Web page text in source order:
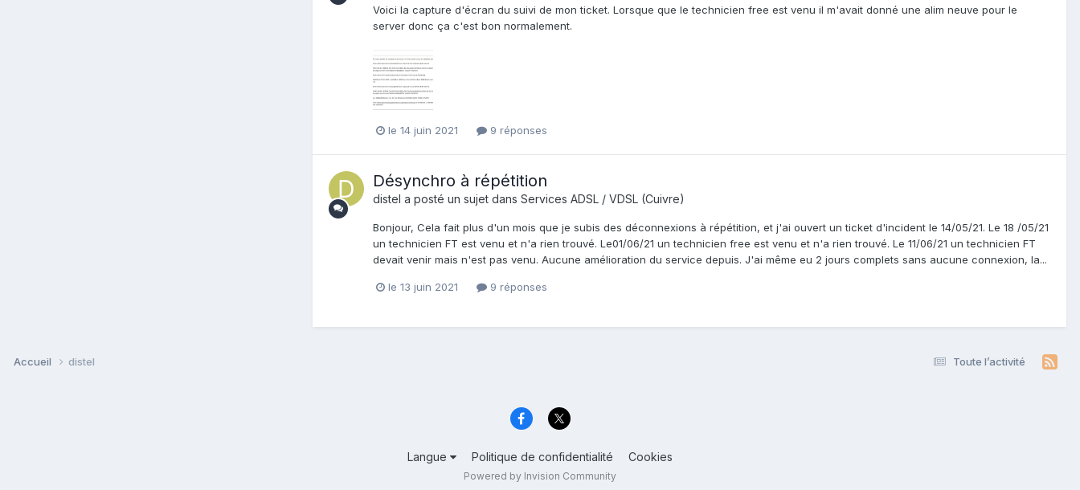
Voici la capture d'écran du suivi de mon ticket. Lorsque que le technicien free est venu il m'avait donné une alim neuve pour le
server donc ça c'est bon normalement.
le 14 juin 2021 9 réponses
Désynchro à répétition
distel a posté un sujet dans Services ADSL / VDSL (Cuivre)
Bonjour, Cela fait plus d'un mois que je subis des déconnexions à répétition, et j'ai ouvert un ticket d'incident le 14/05/21. Le 18 /05/21
un technicien FT est venu et n'a rien trouvé. Le01/06/21 un technicien free est venu et n'a rien trouvé. Le 11/06/21 un technicien FT
devait venir mais n'est pas venu. Aucune amélioration du service depuis. J'ai même eu 2 jours complets sans aucune connexion, la...
le 13 juin 2021 9 réponses
Toute l’activité
Accueil distel
Langue Politique de confidentialité Cookies
Powered by Invision Community